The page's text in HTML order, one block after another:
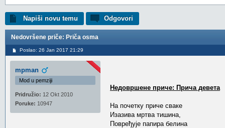
Napiši novu temu Odgovori
Nedovršene priče: Priča osma
Poslao: 26 Jan 2017 21:29
mpman
Mod u pemziji
Pridružio: 12 Okt 2010
Poruke: 10947
Недовршене приче: Прича девета
На почетку приче сваке
Изазива мртва тишина,
Повређује папира белина